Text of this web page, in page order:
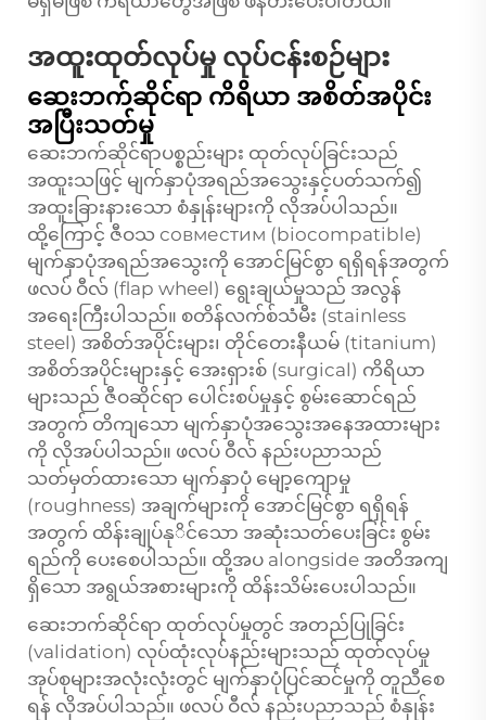
အထူးထုတ်လုပ်မှု လုပ်ငန်းစဉ်များ
ဆေးဘက်ဆိုင်ရာ ကိရိယာ အစိတ်အပိုင်း
အပြီးသတ်မှု
ဆေးဘက်ဆိုင်ရာပစ္စည်းများ ထုတ်လုပ်ခြင်းသည်
အထူးသဖြင့် မျက်နှာပုံအရည်အသွေးနှင့်ပတ်သက်၍
အထူးခြားနားသော စံနှုန်းများကို လိုအပ်ပါသည်။
ထို့ကြောင့် ဇီဝသ совместим (biocompatible)
မျက်နှာပုံအရည်အသွေးကို အောင်မြင်စွာ ရရှိရန်အတွက်
ဖလပ် ဝီလ် (flap wheel) ရွေးချယ်မှုသည် အလွန်
အရေးကြီးပါသည်။ စတိန်လက်စ်သံမီး (stainless
steel) အစိတ်အပိုင်းများ၊ တိုင်တေးနီယမ် (titanium)
အစိတ်အပိုင်းများနှင့် အေးရှားစ် (surgical) ကိရိယာ
များသည် ဇီဝဆိုင်ရာ ပေါင်းစပ်မှုနှင့် စွမ်းဆောင်ရည်
အတွက် တိကျသော မျက်နှာပုံအသွေးအနေအထားများ
ကို လိုအပ်ပါသည်။ ဖလပ် ဝီလ် နည်းပညာသည်
သတ်မှတ်ထားသော မျက်နှာပုံ မျော့ကျောမှု
(roughness) အချက်များကို အောင်မြင်စွာ ရရှိရန်
အတွက် ထိန်းချုပ်နုိင်သော အဆုံးသတ်ပေးခြင်း စွမ်း
ရည်ကို ပေးစေပါသည်။ ထို့အပ alongside အတိအကျ
ရှိသော အရွယ်အစားများကို ထိန်းသိမ်းပေးပါသည်။
ဆေးဘက်ဆိုင်ရာ ထုတ်လုပ်မှုတွင် အတည်ပြုခြင်း
(validation) လုပ်ထုံးလုပ်နည်းများသည် ထုတ်လုပ်မှု
အုပ်စုများအလုံးလုံးတွင် မျက်နှာပုံပြင်ဆင်မှုကို တူညီစေ
ရန် လိုအပ်ပါသည်။ ဖလပ် ဝီလ် နည်းပညာသည် စံနှုန်း